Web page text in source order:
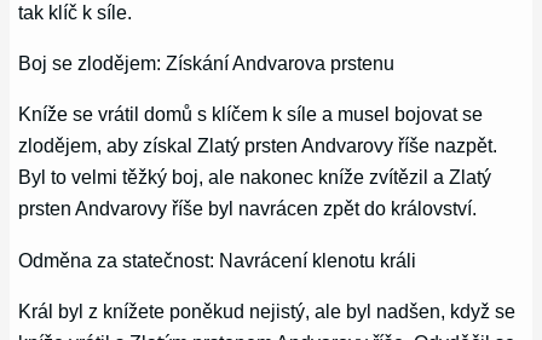
tak klíč k síle.
Boj se zlodějem: Získání Andvarova prstenu
Kníže se vrátil domů s klíčem k síle a musel bojovat se
zlodějem, aby získal Zlatý prsten Andvarovy říše nazpět.
Byl to velmi těžký boj, ale nakonec kníže zvítězil a Zlatý
prsten Andvarovy říše byl navrácen zpět do království.
Odměna za statečnost: Navrácení klenotu králi
Král byl z knížete poněkud nejistý, ale byl nadšen, když se